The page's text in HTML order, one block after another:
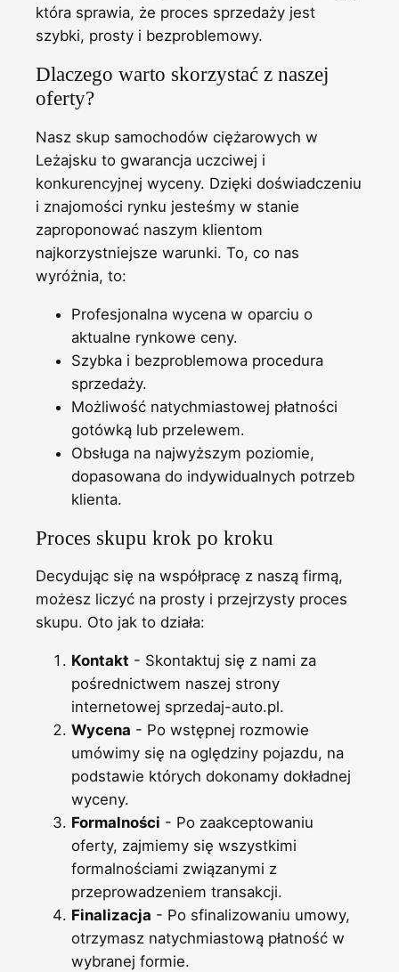
która sprawia, że proces sprzedaży jest
szybki, prosty i bezproblemowy.
Dlaczego warto skorzystać z naszej
oferty?
Nasz skup samochodów ciężarowych w
Leżajsku to gwarancja uczciwej i
konkurencyjnej wyceny. Dzięki doświadczeniu
i znajomości rynku jesteśmy w stanie
zaproponować naszym klientom
najkorzystniejsze warunki. To, co nas
wyróżnia, to:
Profesjonalna wycena w oparciu o
aktualne rynkowe ceny.
Szybka i bezproblemowa procedura
sprzedaży.
Możliwość natychmiastowej płatności
gotówką lub przelewem.
Obsługa na najwyższym poziomie,
dopasowana do indywidualnych potrzeb
klienta.
Proces skupu krok po kroku
Decydując się na współpracę z naszą firmą,
możesz liczyć na prosty i przejrzysty proces
skupu. Oto jak to działa:
Kontakt - Skontaktuj się z nami za
pośrednictwem naszej strony
internetowej sprzedaj-auto.pl.
Wycena - Po wstępnej rozmowie
umówimy się na oględziny pojazdu, na
podstawie których dokonamy dokładnej
wyceny.
Formalności - Po zaakceptowaniu
oferty, zajmiemy się wszystkimi
formalnościami związanymi z
przeprowadzeniem transakcji.
Finalizacja - Po sfinalizowaniu umowy,
otrzymasz natychmiastową płatność w
wybranej formie.